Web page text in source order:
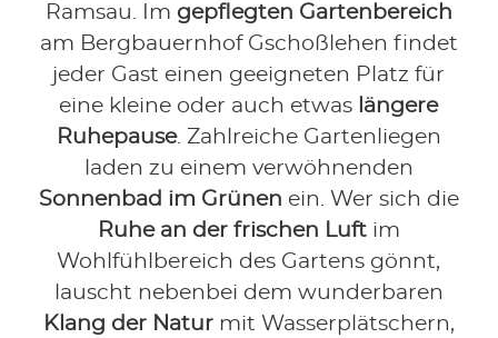
Ramsau. Im gepflegten Gartenbereich
am Bergbauernhof Gschoßlehen findet
jeder Gast einen geeigneten Platz für
eine kleine oder auch etwas längere
Ruhepause. Zahlreiche Gartenliegen
laden zu einem verwöhnenden
Sonnenbad im Grünen ein. Wer sich die
Ruhe an der frischen Luftim
Wohlfühlbereich des Gartens gönnt,
lauscht nebenbei dem wunderbaren
Klang der Naturmit Wasserplätschern,